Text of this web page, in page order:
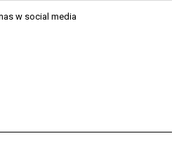
w social media